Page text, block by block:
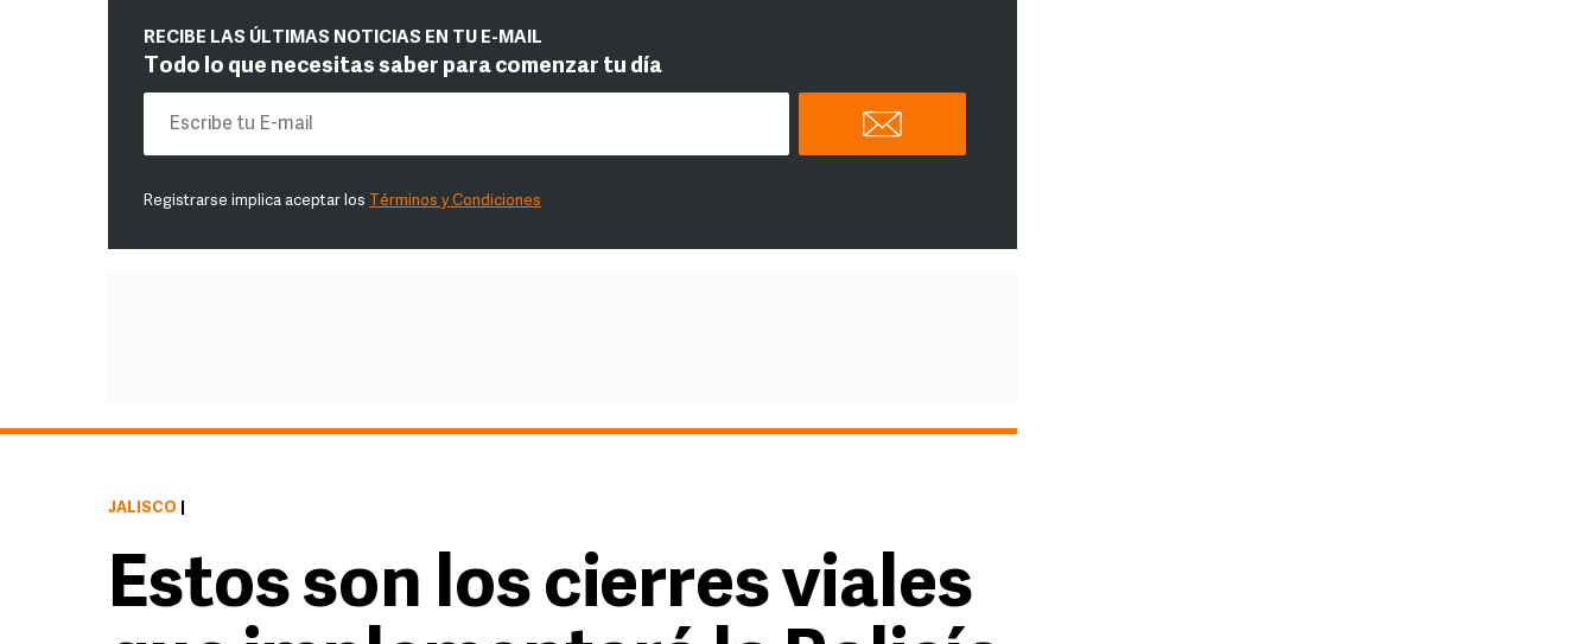
RECIBE LAS ÚLTIMAS NOTICIAS EN TU E-MAIL
Todo lo que necesitas saber para comenzar tu día
Registrarse implica aceptar los Términos y Condiciones
JALISCO
Estos son los cierres viales